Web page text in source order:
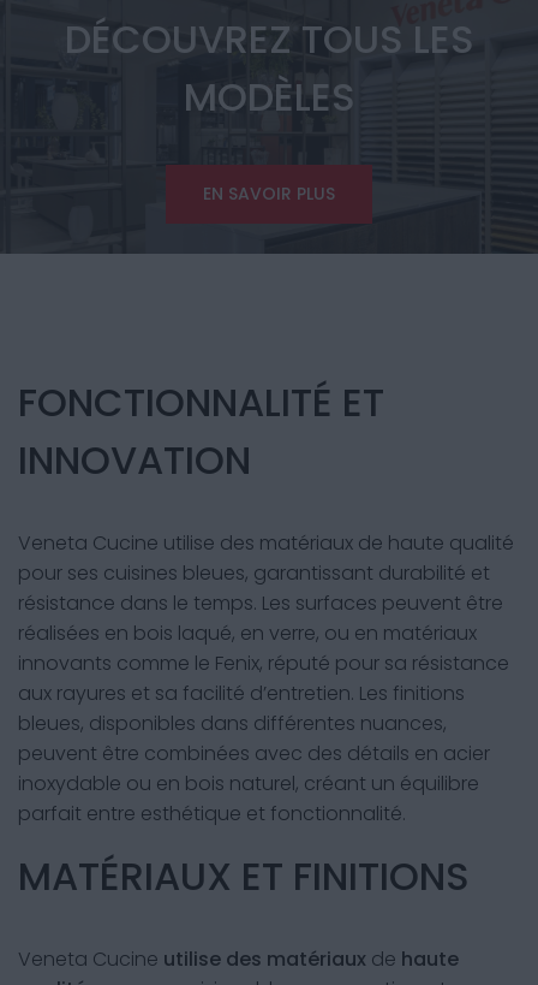
DÉCOUVREZ TOUS LES
MODÈLES
EN SAVOIR PLUS
FONCTIONNALITÉ ET
INNOVATION
Veneta Cucine utilise des matériaux de haute qualité
pour ses cuisines bleues, garantissant durabilité et
résistance dans le temps. Les surfaces peuvent être
réalisées en bois laqué, en verre, ou en matériaux
innovants comme le Fenix, réputé pour sa résistance
aux rayures et sa facilité d’entretien. Les finitions
bleues, disponibles dans différentes nuances,
peuvent être combinées avec des détails en acier
inoxydable ou en bois naturel, créant un équilibre
parfait entre esthétique et fonctionnalité.
MATÉRIAUX ET FINITIONS
Veneta Cucine utilise des matériaux de haute